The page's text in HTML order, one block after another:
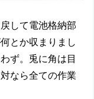
して電池格納部
とか収まりまし
ず。兎に角は目
なら全ての作業